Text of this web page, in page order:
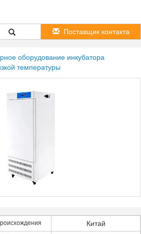
Поставщик контакта
оборудование инкубатора
температуры
Китай